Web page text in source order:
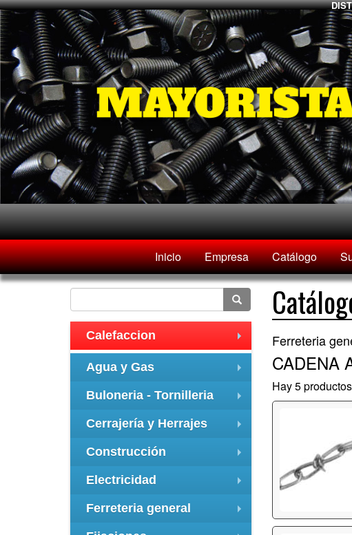
Inicio Empresa Catálogo
+
Calefaccion
Agua y Gas
Buloneria - Tornilleria
Cerrajería y Herrajes
Construcción
Electricidad
Ferreteria general
Ferreteria
CADENA
Hay 5